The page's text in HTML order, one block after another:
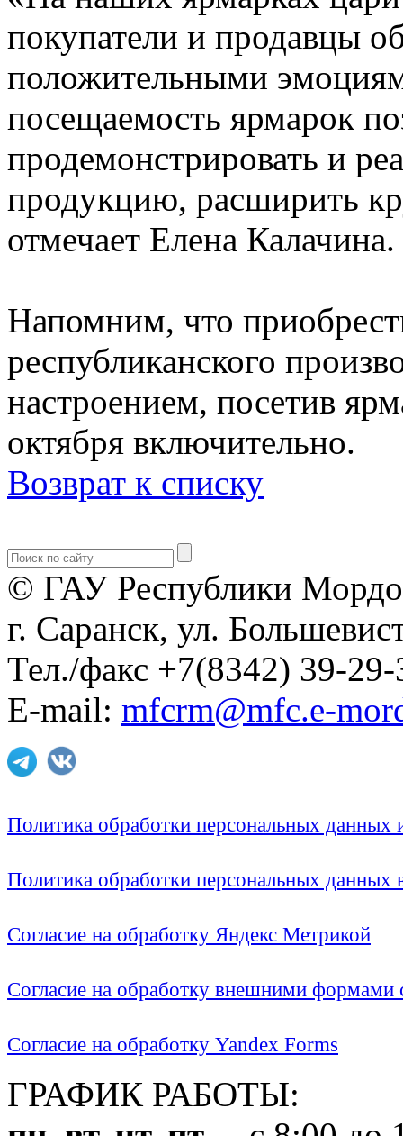
покупатели и продавцы
положительными
посещаемость ярмарок
продемонстрировать и
продукцию, расширить
отмечает Елена Калачина.
Напомним, что
республиканского
настроением, посетив
октября включительно.
Возврат к списку
© ГАУ Республики
г. Саранск, ул.
Тел./факс +7(8342) 39-29-
E-mail: mfcrm@mfc.e-
Политика обработки персональных
Политика обработки персональных
Согласие на обработку Яндекс Метрикой
Согласие на обработку внешними формами
Согласие на обработку Yandex Forms
ГРАФИК РАБОТЫ: